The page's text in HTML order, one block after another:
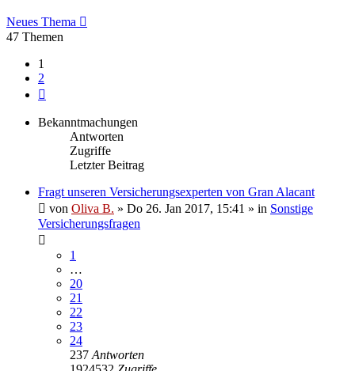
Neues Thema
47 Themen
1
2
Bekanntmachungen
Antworten
Zugriffe
Letzter Beitrag
Fragt unseren Versicherungsexperten von Gran Alacant
von Oliva B. » Do 26. Jan 2017, 15:41 » in Sonstige
Versicherungsfragen
1
…
20
21
22
23
24
237 Antworten